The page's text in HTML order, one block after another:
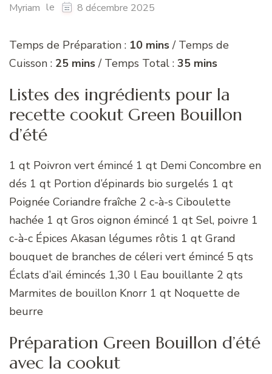
Myriam le 8 décembre 2025
Temps de Préparation : 10 mins/ Temps de
Cuisson : 25 mins/ Temps Total : 35 mins
Listes des ingrédients pour la
recette cookut Green Bouillon
d’été
1 qt Poivron vert émincé 1 qt Demi Concombre en
dés 1 qt Portion d’épinards bio surgelés 1 qt
Poignée Coriandre fraîche 2 c-à-s Ciboulette
hachée 1 qt Gros oignon émincé 1 qt Sel, poivre 1
c-à-c Épices Akasan légumes rôtis 1 qt Grand
bouquet de branches de céleri vert émincé 5 qts
Éclats d’ail émincés 1,30 l Eau bouillante 2 qts
Marmites de bouillon Knorr 1 qt Noquette de
beurre
Préparation Green Bouillon d’été
avec la cookut